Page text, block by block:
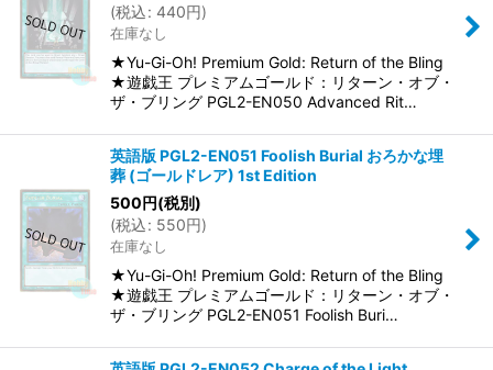
(税込: 440円)
在庫なし
★Yu-Gi-Oh! Premium Gold: Return of the Bling
★遊戯王 プレミアムゴールド：リターン・オブ・
ザ・ブリング PGL2-EN050 Advanced Rit…
英語版 PGL2-EN051 Foolish Burial おろかな埋
葬 (ゴールドレア) 1st Edition
500円(税別)
(税込: 550円)
在庫なし
★Yu-Gi-Oh! Premium Gold: Return of the Bling
★遊戯王 プレミアムゴールド：リターン・オブ・
ザ・ブリング PGL2-EN051 Foolish Buri…